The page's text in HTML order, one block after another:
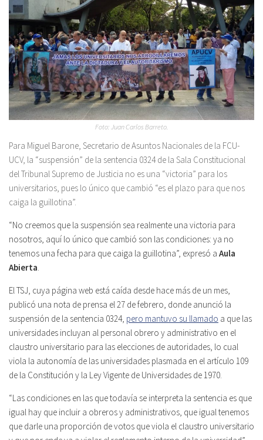
Foto: Juan Carlos Barreto.
Para Miguel Barone, Secretario de Asuntos Nacionales de la FCU-
UCV, la “suspensión” de la sentencia 0324 de la Sala Constitucional
del Tribunal Supremo de Justicia no es una “victoria” para los
universitarios, pues lo único que cambió “es el plazo para que nos
caiga la guillotina”.
“No creemos que la suspensión sea realmente una victoria para
nosotros, aquí lo único que cambió son las condiciones: ya no
tenemos una fecha para que caiga la guillotina”, expresó a Aula
Abierta
El TSJ, cuya página web está caída desde hace más de un mes,
publicó una nota de prensa el 27 de febrero, donde anunció la
suspensión de la sentencia 0324, pero mantuvo su llamado a que las
universidades incluyan al personal obrero y administrativo en el
claustro universitario para las elecciones de autoridades, lo cual
viola la autonomía de las universidades plasmada en el artículo 109
de la Constitución y la Ley Vigente de Universidades de 1970.
“Las condiciones en las que todavía se interpreta la sentencia es que
igual hay que incluir a obreros y administrativos, que igual tenemos
que darle una proporción de votos que viola el claustro universitario